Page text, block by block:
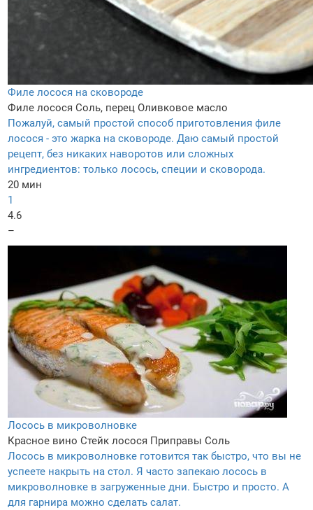
Филе лосося на сковороде
Филе лосося Соль, перец Оливковое масло
Пожалуй, самый простой способ приготовления филе
лосося - это жарка на сковороде. Даю самый простой
рецепт, без никаких наворотов или сложных
ингредиентов: только лосось, специи и сковорода.
20 мин
1
4.6
–
Лосось в микроволновке
Красное вино Стейк лосося Приправы Соль
Лосось в микроволновке готовится так быстро, что вы не
успеете накрыть на стол. Я часто запекаю лосось в
микроволновке в загруженные дни. Быстро и просто. А
для гарнира можно сделать салат.